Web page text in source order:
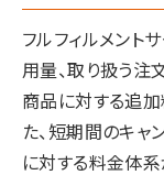
フルフィルメント
用量、取り扱う
商品に対する追
た、短期間のキ
に対する料金体